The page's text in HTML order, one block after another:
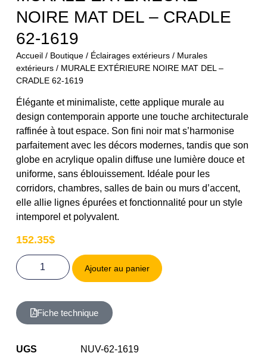
NOIRE MAT DEL – CRADLE
62-1619
Accueil/ Boutique/ Éclairages extérieurs/ Murales
extérieurs/ MURALE EXTÉRIEURE NOIRE MAT DEL –
CRADLE 62-1619
Élégante et minimaliste, cette applique murale au
design contemporain apporte une touche architecturale
raffinée à tout espace. Son fini noir mat s’harmonise
parfaitement avec les décors modernes, tandis que son
globe en acrylique opalin diffuse une lumière douce et
uniforme, sans éblouissement. Idéale pour les
corridors, chambres, salles de bain ou murs d’accent,
elle allie lignes épurées et fonctionnalité pour un style
intemporel et polyvalent.
152.35$
Ajouter au panier
Fiche technique
UGS
NUV-62-1619